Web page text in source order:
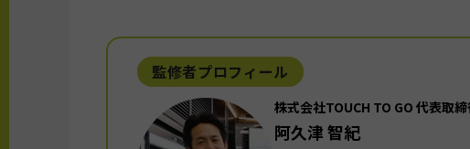
監修者プロフィール
株式会社TOUCH TO GO 代表取
阿久津 智紀